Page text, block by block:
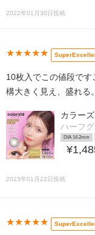
2022年01月30日投稿
★★★★★
10枚入でこの値段で
構大きく見え、盛れる
カラー
ハーフ
DIA 14.2mm
2023年01月22日投稿
★★★★★